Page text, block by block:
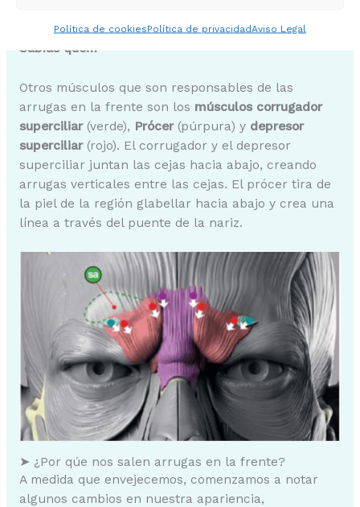
Política de cookiesPolítica de privacidadAviso Legal
Sabías que…
Otros músculos que son responsables de las
arrugas en la frente son los músculos corrugador
superciliar(verde), Prócer(púrpura) y depresor
superciliar(rojo). El corrugador y el depresor
superciliar juntan las cejas hacia abajo, creando
arrugas verticales entre las cejas. El prócer tira de
la piel de la región glabellar hacia abajo y crea una
línea a través del puente de la nariz.
➤ ¿Por qúe nos salen arrugas en la frente?
A medida que envejecemos, comenzamos a notar
algunos cambios en nuestra apariencia,